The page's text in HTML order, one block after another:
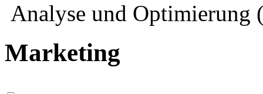
Analyse und Optimierung
Marketing